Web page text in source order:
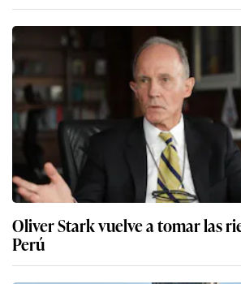
Oliver Stark vuelve a tomar las
Perú